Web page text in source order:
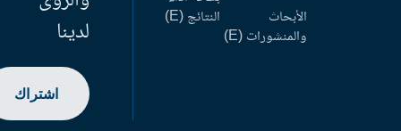
الأبحاث
والمنشورات (E)
النتائج (E)
لدينا
اشتراك